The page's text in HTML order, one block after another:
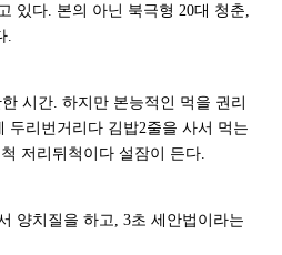
있다. 본의 아닌 북극형 20대 청춘,
.
시간. 하지만 본능적인 먹을 권리
두리번거리다 김밥2줄을 사서 먹는
저리뒤척이다 설잠이 든다.
양치질을 하고, 3초 세안법이라는